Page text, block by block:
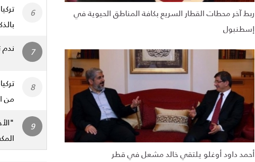
ربط آخر محطات القطار السريع بكافة المناطق الحيوية في
إسطنبول
أحمد داود أوغلو يلتقي خالد مشعل في قطر
من